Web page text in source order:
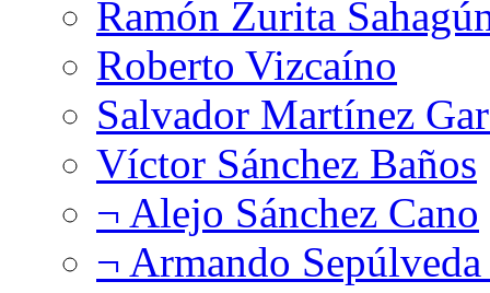
Ramón Zurita
Roberto Vizcaíno
Salvador Martínez
Víctor Sánchez Baños
¬ Alejo Sánchez Cano
¬ Armando